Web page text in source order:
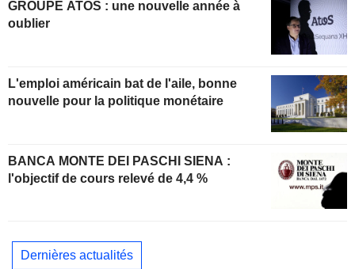
GROUPE ATOS : une nouvelle année à
oublier
L'emploi américain bat de l'aile, bonne
nouvelle pour la politique monétaire
BANCA MONTE DEI PASCHI SIENA :
l'objectif de cours relevé de 4,4 %
Dernières actualités